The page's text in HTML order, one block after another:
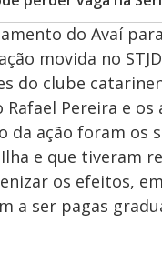
do Avaí
movida no
do clube
Rafael Pereira e
da ação foram os
Ilha e que tiveram
os efeitos,
a ser pagas